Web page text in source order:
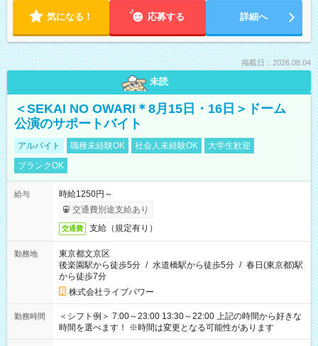
気になる！ 応募する 詳細へ
掲載日：2026.08.04
未読
＜SEKAI NO OWARI＊8月15日・16日＞ドーム
公演のサポートバイト
アルバイト 職種未経験OK 社会人未経験OK
大学生歓迎
ブランクOK
給与
時給1250円～
交通費別途支給あり
交通費 支給（規定有り）
勤務地
東京都文京区
後楽園駅から徒歩5分 / 水道橋駅から徒歩5分 / 春日(東京都)駅
から徒歩7分
株式会社ライブパワー
勤務時間
＜シフト例＞ 7:00～23:00 13:30～22:00 上記の時間から好きな
時間を選べます！ ※時間は変更となる可能性があります